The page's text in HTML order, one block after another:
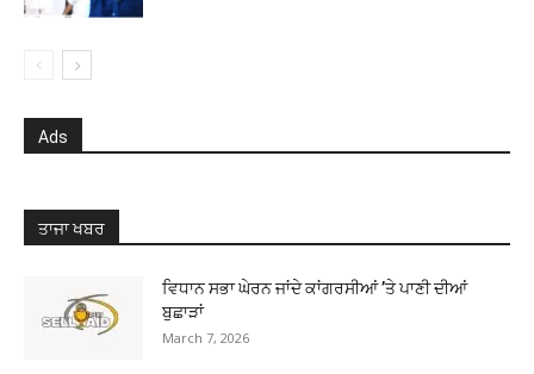
Ads
ਤਾਜਾ ਖਬਰ
ਵਿਧਾਨ ਸਭਾ ਘੇਰਨ ਜਾਂਦੇ ਕਾਂਗਰਸੀਆਂ ’ਤੇ ਪਾਣੀ ਦੀਆਂ
ਬੁਛਾੜਾਂ
March 7, 2026